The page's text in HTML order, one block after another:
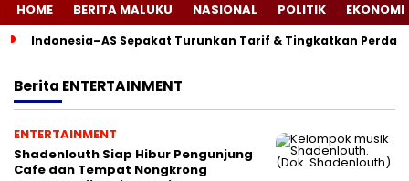
HOME BERITA MALUKU NASIONAL POLITIK EKONOMI
Indonesia–AS Sepakat Turunkan Tarif & Tingkatkan
Berita ENTERTAINMENT
ENTERTAINMENT
Shadenlouth Siap Hibur Pengunjung
Cafe dan Tempat Nongkrong